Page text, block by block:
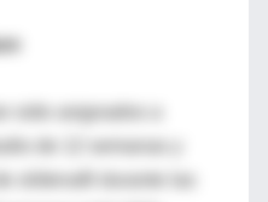
sido asignados a
sildenafil durante las